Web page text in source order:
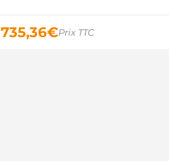
735,36€Prix TTC